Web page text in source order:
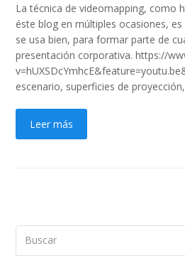
La técnica de videomapping, como
éste blog en múltiples ocasiones,
se usa bien, para formar parte de
presentación corporativa. https://
escenario, superficies de
Leer más